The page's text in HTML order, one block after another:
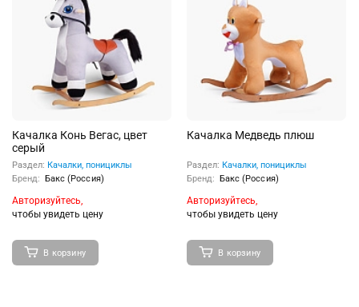
Качалка Конь Вегас, цвет
серый
Раздел: Качалки, понициклы
Бренд: Бакс (Россия)
Авторизуйтесь,
чтобы увидеть цену
В корзину
Качалка Медведь плюш
Раздел: Качалки, понициклы
Бренд: Бакс (Россия)
Авторизуйтесь,
чтобы увидеть цену
В корзину